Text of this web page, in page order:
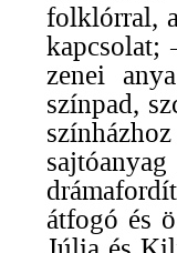
folklórral,
kapcsolat;
zenei
színpad,
átfogó és